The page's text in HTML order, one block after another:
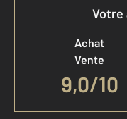
Votre
Achat
Vente
9,0/10